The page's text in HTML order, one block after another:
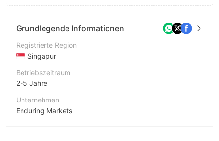
Grundlegende Informationen
Registrierte Region
Singapur
Betriebszeitraum
2-5 Jahre
Unternehmen
Enduring Markets